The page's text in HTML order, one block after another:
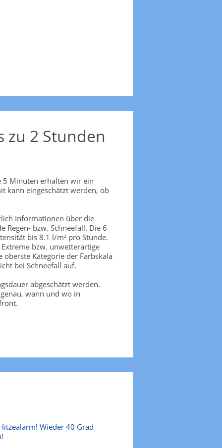
zu 2 Stunden
5 Minuten erhalten wir ein
kann eingeschätzt werden, ob
Informationen über die
Regen- bzw. Schneefall. Die 6
bis 8.1 l/m² pro Stunde.
bzw. unwetterartige
Kategorie der Farbskala
bei Schneefall auf.
abgeschätzt werden.
wann und wo in
Wieder 40 Grad